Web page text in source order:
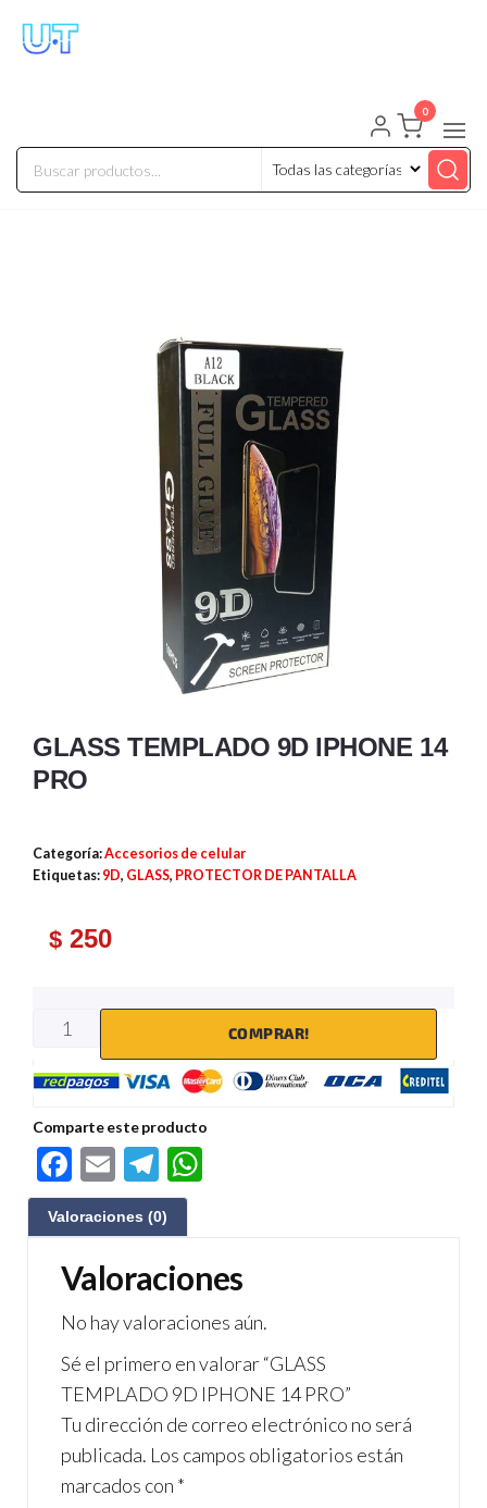
0
GLASS TEMPLADO 9D IPHONE 14
PRO
Categoría:Accesorios de celular
Etiquetas: 9D, GLASS, PROTECTOR DE PANTALLA
$ 250
COMPRAR!
Comparte este producto
F
ac
e
b
o
o
k
E
m
ail
Te
le
gr
a
m
s
A
p
p
Valoraciones (0)
Valoraciones
No hay valoraciones aún.
Sé el primero en valorar “GLASS
TEMPLADO 9D IPHONE 14 PRO”
Tu dirección de correo electrónico no será
publicada. Los campos obligatorios están
marcados con *